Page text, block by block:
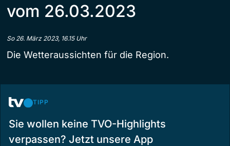
vom 26.03.2023
So 26. März 2023, 16.15 Uhr
Die Wetteraussichten für die Region.
TIPP
Sie wollen keine TVO-Highlights
verpassen? Jetzt unsere App